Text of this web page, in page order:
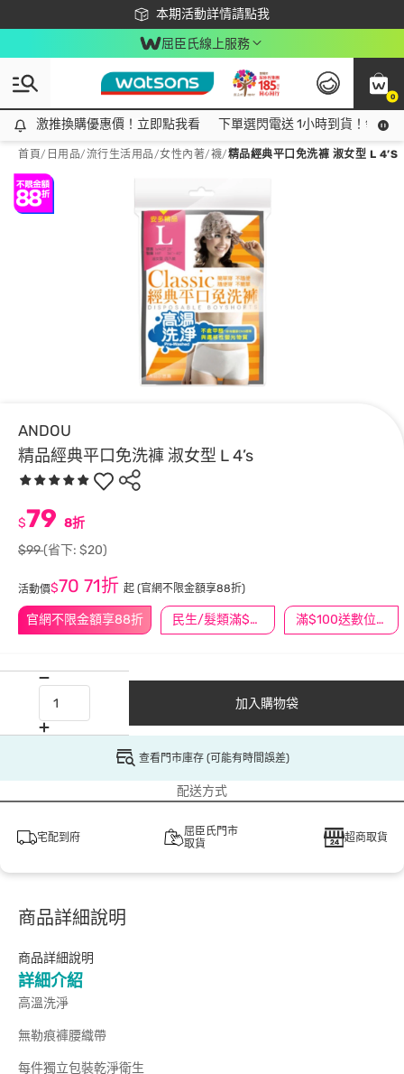
本期活動詳情請點我
下載app最高回饋$350
屈臣氏線上服務
0
激推換購優惠價！立即點我看
激推換購優惠價！立即點我看 下單選閃電送 1小時到貨！領神
首頁/ 日用品/流行生活用品/女性內著/襪/精品經典平口免洗褲 淑女型 L 4’S
ANDOU
精品經典平口免洗褲 淑女型 L 4’s
官網不限金額享88折 民生/髮類滿$388送舒潔冰巾 滿$100送數位印花
$79 8折
$99(省下: $20)
活動價$70 71折 起 (官網不限金額享88折)
加入購物袋
查看門市庫存 (可能有時間誤差)
配送方式
宅配到府
屈臣氏門市
取貨
超商取貨
商品詳細說明
商品詳細說明
詳細介紹
高溫洗淨
無勒痕褲腰織帶
每件獨立包裝乾淨衛生